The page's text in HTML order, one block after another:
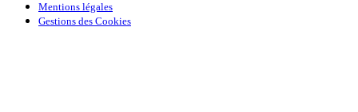
Mentions légales
Gestions des Cookies